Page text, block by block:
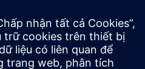
vi mạch Calibre
minh và tối ưu hóa IC chính
tất cả các nút quy trình và